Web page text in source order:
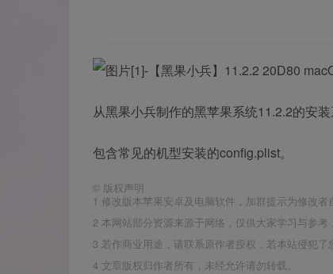
从黑果小兵制作的黑苹果系统11.2.2的安
包含常见的机型安装的config.plist。
© 版权声明
1 修改版本苹果安卓及电脑软件，加群提示为修改者
2 本网站部分资源来源于网络，仅供大家学习与参考
3 若作商业用途，请联系原作者授权，若本站侵犯了
4 文章版权归作者所有，未经允许请勿转载。